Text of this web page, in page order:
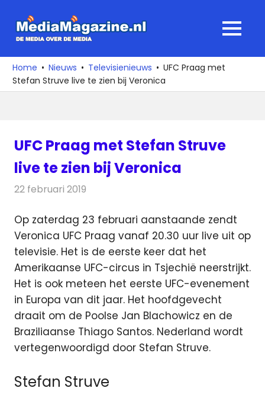
naar
media
over
de
MENU
Home Nieuws Televisienieuws
UFC Praag met
Stefan Struve live te zien bij Veronica
UFC Praag met Stefan Struve
live te zien bij Veronica
22 februari 2019
Op zaterdag 23 februari aanstaande zendt
Veronica UFC Praag vanaf 20.30 uur live uit op
televisie. Het is de eerste keer dat het
Amerikaanse UFC-circus in Tsjechië neerstrijkt.
Het is ook meteen het eerste UFC-evenement
in Europa van dit jaar. Het hoofdgevecht
draait om de Poolse Jan Blachowicz en de
Braziliaanse Thiago Santos. Nederland wordt
vertegenwoordigd door Stefan Struve.
Stefan Struve